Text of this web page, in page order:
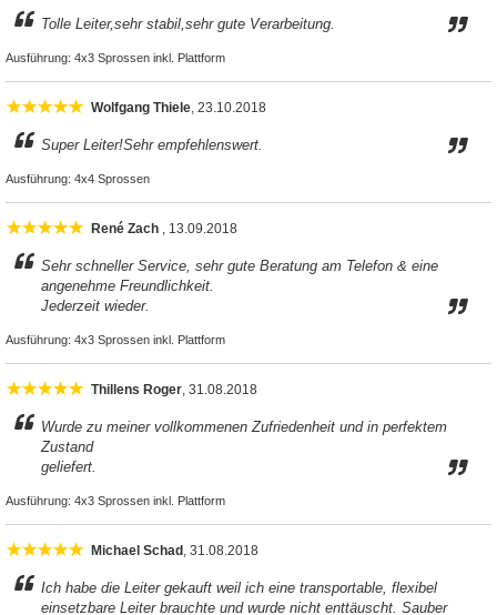
Tolle Leiter,sehr stabil,sehr gute Verarbeitung.
Ausführung: 4x3 Sprossen inkl. Plattform
Wolfgang Thiele, 23.10.2018
Super Leiter!Sehr empfehlenswert.
Ausführung: 4x4 Sprossen
René Zach , 13.09.2018
Sehr schneller Service, sehr gute Beratung am Telefon & eine
angenehme Freundlichkeit.
Jederzeit wieder.
Ausführung: 4x3 Sprossen inkl. Plattform
Thillens Roger, 31.08.2018
Wurde zu meiner vollkommenen Zufriedenheit und in perfektem
Zustand
geliefert.
Ausführung: 4x3 Sprossen inkl. Plattform
Michael Schad , 31.08.2018
Ich habe die Leiter gekauft weil ich eine transportable, flexibel
einsetzbare Leiter brauchte und wurde nicht enttäuscht. Sauber